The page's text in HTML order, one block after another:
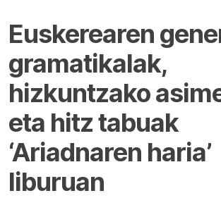
Euskerearen
gramatikalak,
hizkuntzako
eta hitz tabuak
‘Ariadnaren haria’
liburuan